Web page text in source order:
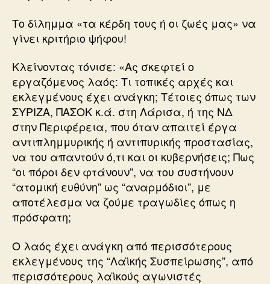
Το δίλημμα «τα κέρδη τους ή οι ζωές μας» να
γίνει κριτήριο ψήφου!
Κλείνοντας τόνισε: «Ας σκεφτεί ο
εργαζόμενος λαός: Τι τοπικές αρχές και
εκλεγμένους έχει ανάγκη; Τέτοιες όπως των
ΣΥΡΙΖΑ, ΠΑΣΟΚ κ.ά. στη Λάρισα, ή της ΝΔ
στην Περιφέρεια, που όταν απαιτεί έργα
αντιπλημμυρικής ή αντιπυρικής προστασίας,
να του απαντούν ό,τι και οι κυβερνήσεις; Πως
“οι πόροι δεν φτάνουν”, να του συστήνουν
“ατομική ευθύνη” ως “αναρμόδιοι”, με
αποτέλεσμα να ζούμε τραγωδίες όπως η
πρόσφατη;
Ο λαός έχει ανάγκη από περισσότερους
εκλεγμένους της “Λαϊκής Συσπείρωσης”, από
περισσότερους λαϊκούς αγωνιστές